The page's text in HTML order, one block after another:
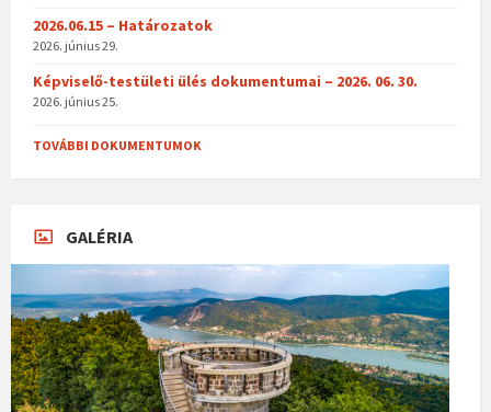
2026.06.15 – Határozatok
2026. június 29.
Képviselő-testületi ülés dokumentumai – 2026. 06. 30.
2026. június 25.
TOVÁBBI DOKUMENTUMOK
GALÉRIA